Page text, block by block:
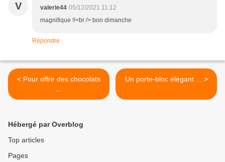
V valerie44 05/12/2021 11:12
magnifique !!<br /> bon dimanche
Répondre
< Pour offrir des chocolats
Un porte-bloc élégant ... >
Hébergé par Overblog
Top articles
Pages